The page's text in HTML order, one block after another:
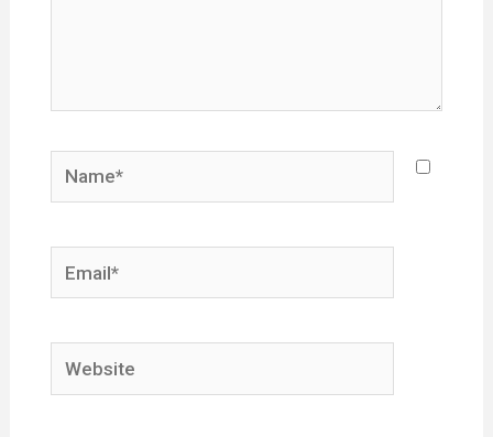
Name*
Email*
Website